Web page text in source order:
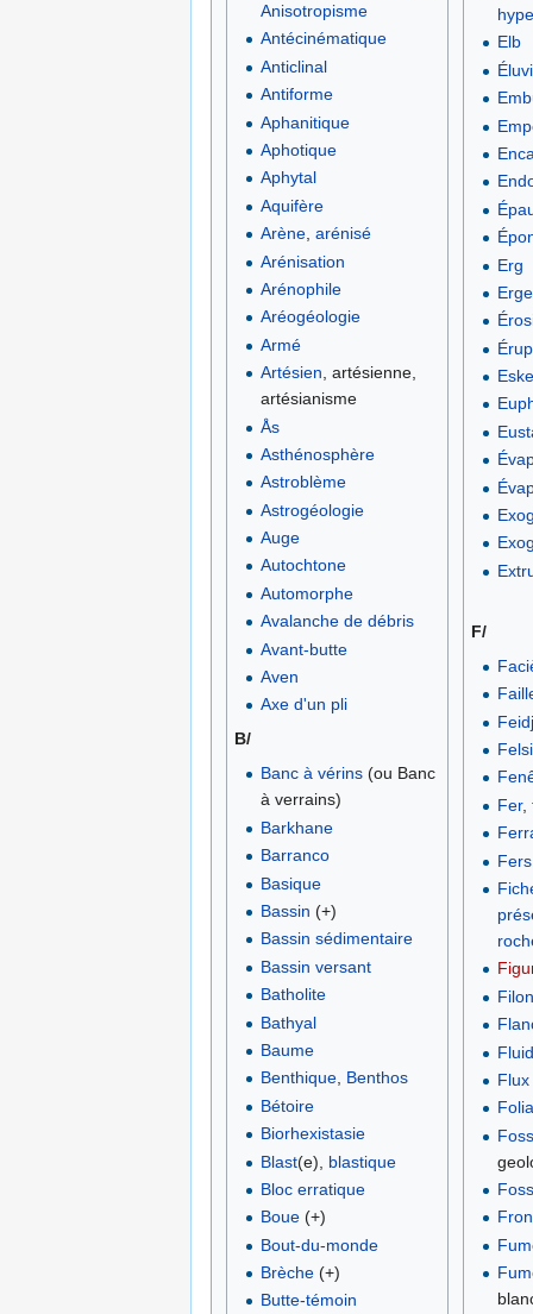
Anisotropisme
Antécinématique
Anticlinal
Antiforme
Aphanitique
Aphotique
Aphytal
Aquifère
Arène, arénisé
Arénisation
Arénophile
Aréogéologie
Armé
Artésien , artésienne,
artésianisme
Ås
Asthénosphère
Astroblème
Astrogéologie
Auge
Autochtone
Automorphe
Avalanche de débris
Avant-butte
Aven
Axe d'un pli
B/
Banc à vérins(ou Banc
à verrains)
Barkhane
Barranco
Basique
Bassin (+)
Bassin sédimentaire
Bassin versant
Batholite
Bathyal
Baume
Benthique, Benthos
Bétoire
Biorhexistasie
Blast(e), blastique
Bloc erratique
Boue(+)
Bout-du-monde
Brèche(+)
Butte-témoin
Elb
Erg
F/
Feidj
Fer,
Fers
Filon
Flux